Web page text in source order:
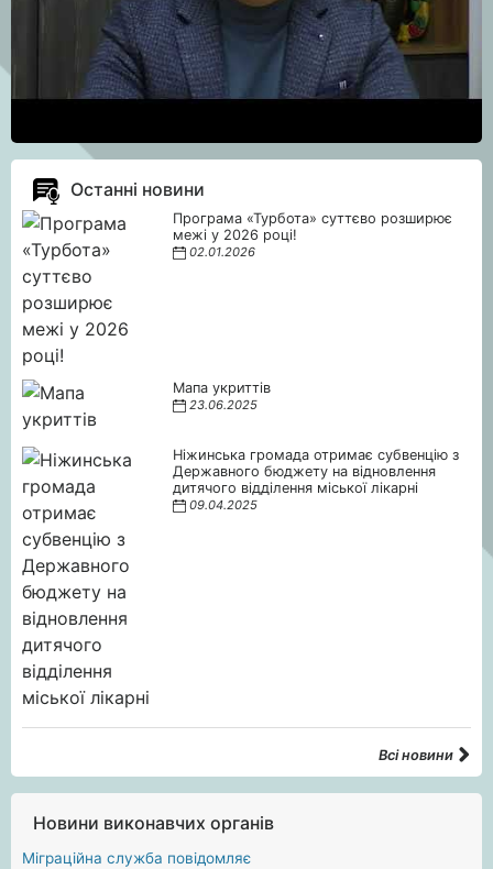
Останні новини
Програма «Турбота» суттєво розширює
межі у 2026 році!
02.01.2026
Мапа укриттів
23.06.2025
Ніжинська громада отримає субвенцію з
Державного бюджету на відновлення
дитячого відділення міської лікарні
09.04.2025
Всі новини
Новини виконавчих органів
Міграційна служба повідомляє